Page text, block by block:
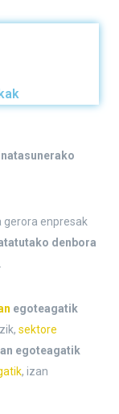
gerora enpresak
denbora
.
egoteagatik
sektore
egoteagatik
, izan